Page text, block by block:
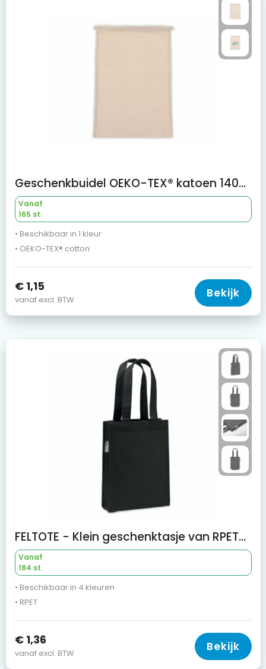
Geschenkbuidel OEKO-TEX® katoen 140g/m² 30x45cm
Vanaf
165 st.
• Beschikbaar in 1 kleur
• OEKO-TEX® cotton
€ 1,15
vanaf excl. BTW Bekijk
FELTOTE - Klein geschenktasje van RPET-vi
Vanaf
184 st.
• Beschikbaar in 4 kleuren
• RPET
€ 1,36
vanaf excl. BTW Bekijk